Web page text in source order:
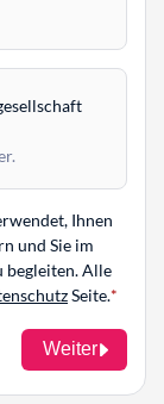
Ihnen
und Sie im
begleiten. Alle
Seite.
Weiter